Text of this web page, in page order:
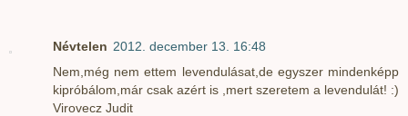
Névtelen 2012. december 13. 16:48
Nem,még nem ettem levendulásat,de egyszer mindenképp
kipróbálom,már csak azért is ,mert szeretem a levendulát! :)
Virovecz Judit